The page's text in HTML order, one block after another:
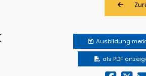
Ausbildung
als PDF